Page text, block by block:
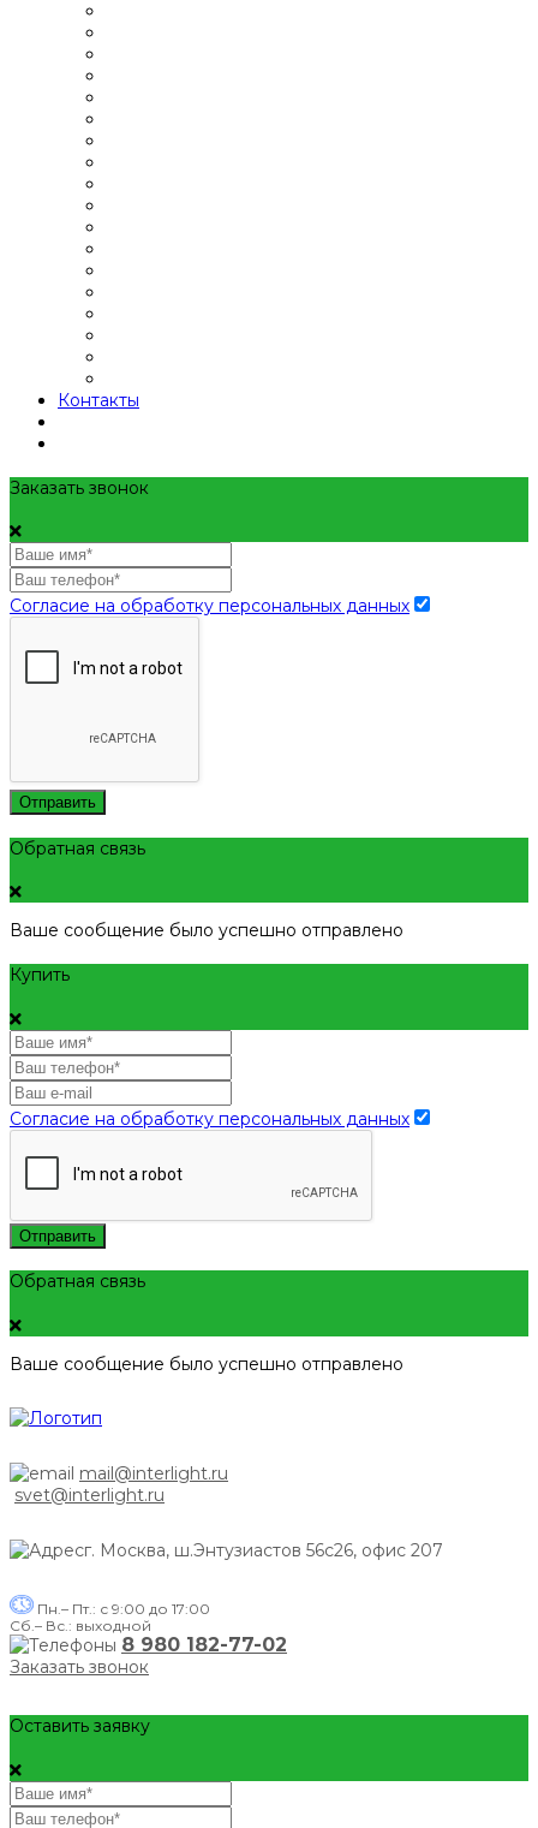
Контакты
Заказать звонок
Согласие на обработку персональных данных
Отправить
Обратная связь
Ваше сообщение было успешно отправлено
Купить
Согласие на обработку персональных данных
Отправить
Обратная связь
Ваше сообщение было успешно отправлено
mail@interlight.ru
svet@interlight.ru
г. Москва, ш.Энтузиастов 56с26, офис 207
Пн.– Пт.: с 9:00 до 17:00
Сб.– Вс.: выходной
8 980 182-77-02
Заказать звонок
Оставить заявку